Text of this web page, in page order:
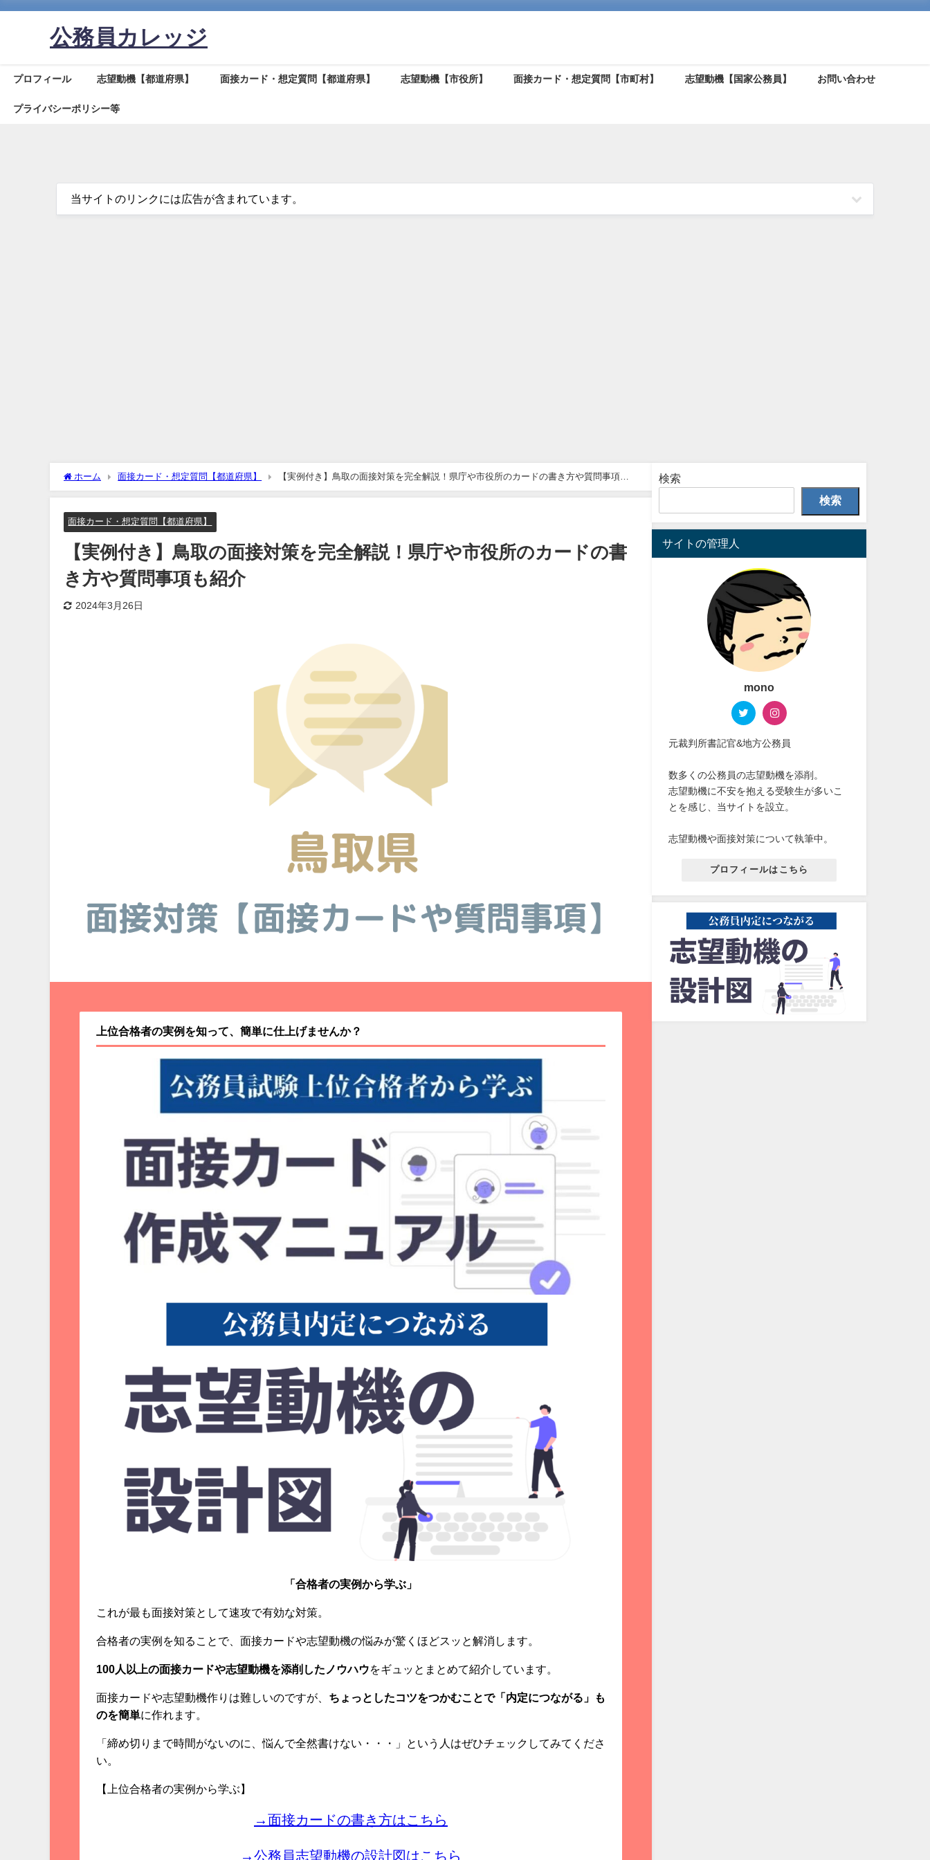
公務員カレッジ
プロフィール 志望動機【都道府県】 面接カード・想定質問【都道府県】 志望動機【市役所】 面接カード・想定質問【市町村】 志望動機【国家公務員】 お問い合わせ
プライバシーポリシー等
当サイトのリンクには広告が含まれています。
ホーム 面接カード・想定質問【都道府県】
【実例付き】鳥取の面接対策を完全解説！県庁や市役所のカードの書き方や質問事項も
紹介
面接カード・想定質問【都道府県】
【実例付き】鳥取の面接対策を完全解説！県庁や市役所のカードの書
き方や質問事項も紹介
2024年3月26日
上位合格者の実例を知って、簡単に仕上げませんか？
「合格者の実例から学ぶ」
これが最も面接対策として速攻で有効な対策。
合格者の実例を知ることで、面接カードや志望動機の悩みが驚くほどスッと解消します。
100人以上の面接カードや志望動機を添削したノウハウをギュッとまとめて紹介しています。
面接カードや志望動機作りは難しいのですが、 ちょっとしたコツをつかむことで「内定につながる」も
のを簡単に作れます。
「締め切りまで時間がないのに、悩んで全然書けない・・・」という人はぜひチェックしてみてくださ
い。
【上位合格者の実例から学ぶ】
→面接カードの書き方はこちら
→公務員志望動機の設計図はこちら
検索
検索
サイトの管理人
mono
元裁判所書記官&地方公務員
数多くの公務員の志望動機を添削。
志望動機に不安を抱える受験生が多いこ
とを感じ、当サイトを設立。
志望動機や面接対策について執筆中。
プロフィールはこちら